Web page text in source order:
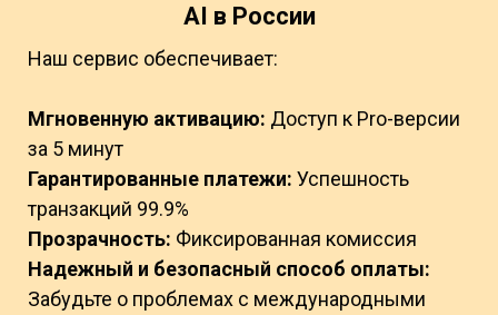
AI в России
Наш сервис обеспечивает:
Мгновенную активацию: Доступ к Pro-версии
за 5 минут
Гарантированные платежи: Успешность
транзакций 99.9%
Прозрачность: Фиксированная комиссия
Надежный и безопасный способ оплаты:
Забудьте о проблемах с международными